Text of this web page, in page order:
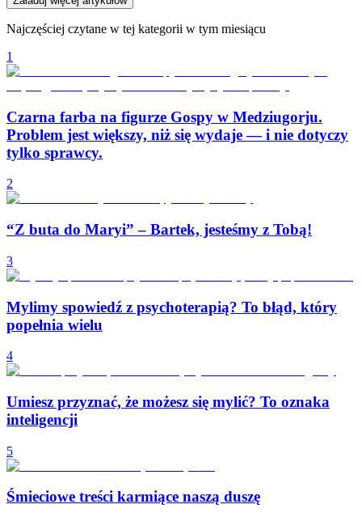
Najczęściej czytane w tej kategorii w tym miesiącu
1
Czarna farba na figurze Gospy w Medziugorju.
Problem jest większy, niż się wydaje — i nie dotyczy
tylko sprawcy.
2
“Z buta do Maryi” – Bartek, jesteśmy z Tobą!
3
Mylimy spowiedź z psychoterapią? To błąd, który
popełnia wielu
4
Umiesz przyznać, że możesz się mylić? To oznaka
inteligencji
5
Śmieciowe treści karmiące naszą duszę